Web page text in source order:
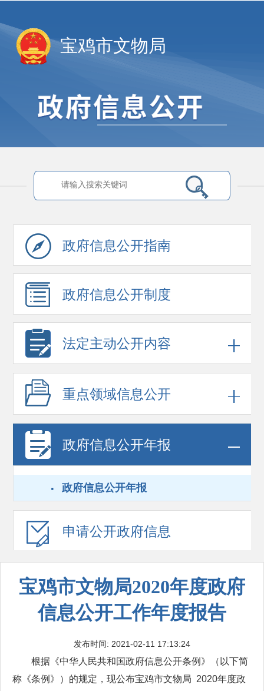
宝鸡市文物局
政府信息公开指南
政府信息公开制度
法定主动公开内容
重点领域信息公开
政府信息公开年报
· 政府信息公开年报
申请公开政府信息
宝鸡市文物局2020年度政府
信息公开工作年度报告
发布时间: 2021-02-11 17:13:24
根据《中华人民共和国政府信息公开条例》（以下简
称《条例》）的规定，现公布宝鸡市文物局 2020年度政